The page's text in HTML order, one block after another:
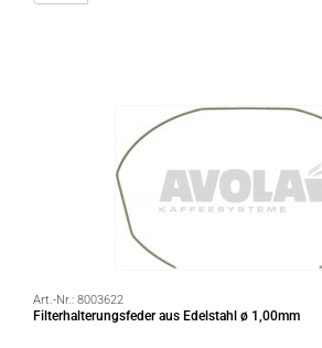
Art.-Nr.: 8003622
Filterhalterungsfeder aus Edelstahl ø 1,00mm